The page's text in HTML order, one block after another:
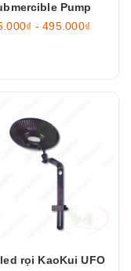
Pump
- 495.000₫
rọi KaoKui UFO